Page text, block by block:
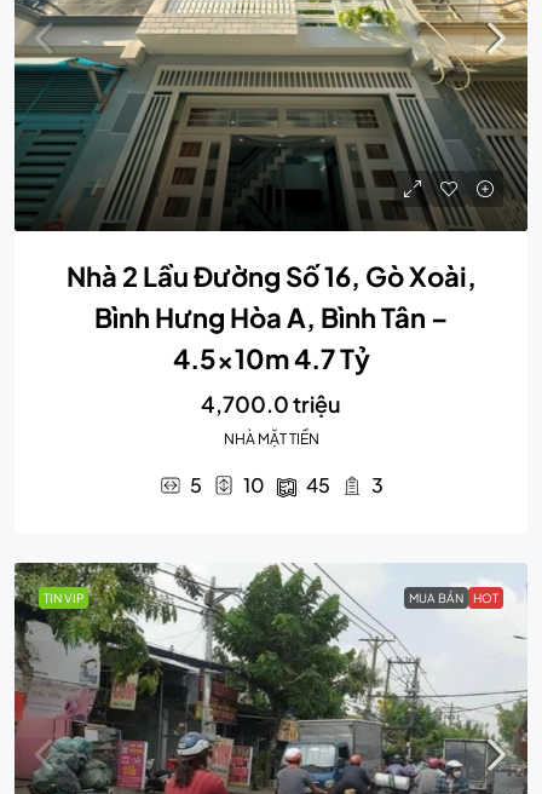
Nhà 2 Lầu Đường Số 16, Gò Xoài,
Bình Hưng Hòa A, Bình Tân –
4.5x10m 4.7 Tỷ
4,700.0 triệu
NHÀ MẶT TIỀN
5 10 45 3
TIN VIP MUA BÁN HOT